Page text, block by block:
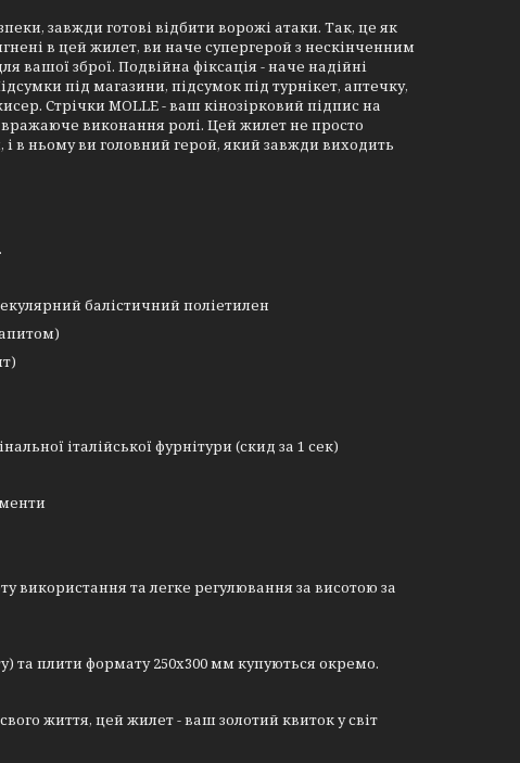
завжди готові відбити ворожі атаки. Так, це як
в цей жилет, ви наче супергерой з нескінченним
вашої зброї. Подвійна фіксація - наче надійні
під магазини, підсумок під турнікет, аптечку,
Стрічки MOLLE- ваш кінозірковий підпис на
вражаюче виконання ролі. Цей жилет не просто
в ньому ви головний герой, який завжди виходить
балістичний поліетилен
італійської фурнітури (скид за 1 сек)
використання та легке регулювання за висотою за
та плити формату 250х300 мм купуються окремо.
життя, цей жилет - ваш золотий квиток у світ